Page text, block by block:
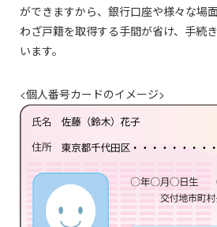
ができますから、銀行口座や様々な場
わざ戸籍を取得する手間が省け、手続
います。
<個人番号カードのイメージ>